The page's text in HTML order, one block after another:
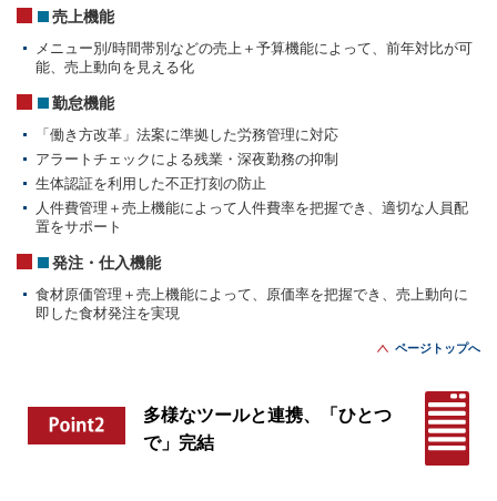
売上機能
メニュー別/時間帯別などの売上＋予算機能によって、前年対比が可
能、売上動向を見える化
勤怠機能
「働き方改革」法案に準拠した労務管理に対応
アラートチェックによる残業・深夜勤務の抑制
生体認証を利用した不正打刻の防止
人件費管理＋売上機能によって人件費率を把握でき、適切な人員配
置をサポート
発注・仕入機能
食材原価管理＋売上機能によって、原価率を把握でき、売上動向に
即した食材発注を実現
ページトップへ
多様なツールと連携、「ひとつ
で」完結